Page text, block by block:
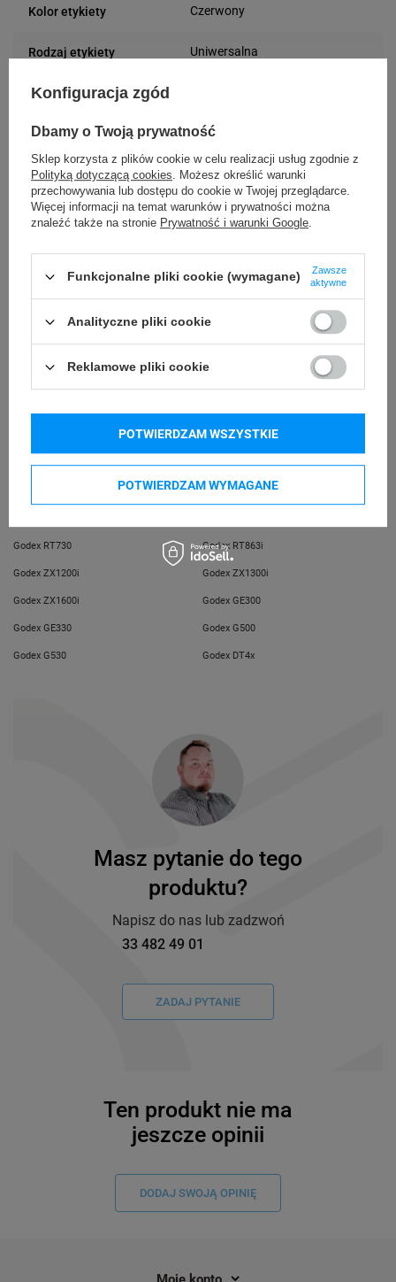
Kolor etykiety Czerwony
Rodzaj etykiety Uniwersalna
Szerokość etykiety
Długość etykiety 70 mm
Możliwość
odklejenia
Trudne
Podmiot
Specmark
43-400 Cieszyn (Polska)
telefon: 730811399
e-mail: gspr@ptmb.pl
Osoby
odpowiedzialne
Bielska 210
43-400 Cieszyn (Polska)
telefon: 730811399
e-mail: gspr@ptmb.pl
Kompatybilne urządzenia
Godex RT730 Godex RT863i
Godex ZX1200i Godex ZX1300i
Godex ZX1600i Godex GE300
Godex GE330 Godex G500
Godex G530 Godex DT4x
Masz pytanie do tego
produktu?
Napisz do nas lub zadzwoń
33 482 49 01
ZADAJ PYTANIE
Ten produkt nie ma
jeszcze opinii
DODAJ SWOJĄ OPINIĘ
Konfiguracja zgód
Dbamy o Twoją prywatność
Sklep korzysta z plików cookie w celu realizacji usług zgodnie z
Polityką dotyczącą cookies. Możesz określić warunki
przechowywania lub dostępu do cookie w Twojej przeglądarce.
Więcej informacji na temat warunków i prywatności można
znaleźć także na stronie Prywatność i warunki Google.
Funkcjonalne pliki cookie (wymagane)
Zawsze
aktywne
Analityczne pliki cookie
Reklamowe pliki cookie
POTWIERDZAM WYMAGANE
POTWIERDZAM WSZYSTKIE